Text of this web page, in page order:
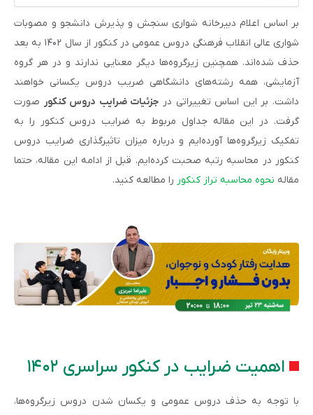
بر اساس اعلام دبیرخانه شواری سنجش و پذیرش دانشجو و مصوبات
شواری عالی انقلاب فرهنگی دروس عمومی در کنکور از سال ۱۴۰۲ به بعد
حذف شده‌‌اند. همچنین زیرگروه‌ها دیگر معنایی ندارند و در هر گروه
آزمایشی، همه رشته‌های دانشگاهی ضریب دروس یکسانی خواهند
داشت. بر این اساس تغییراتی در جزئیات ضرایب دروس کنکور صورت
گرفت. در این مقاله جداول مربوط به ضرایب دروس کنکور را به
تفکیک زیرگروه‌ها آورده‌ایم و درباره میزان تاثیرگذاری ضرایب دروس
کنکور در محاسبه رتبه صحبت کرده‌ایم. قبل از ادامه این مقاله، حتما
مقاله نحوه محاسبه تراز کنکور را مطالعه کنید.
اهمیت ضرایب در کنکور سراسری ۱۴۰۲
با توجه به حذف دروس عمومی و یکسان شدن دروس زیرگروه‌ها،